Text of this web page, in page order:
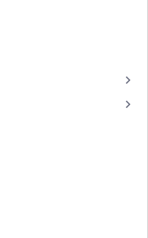
keyboard_arrow_right
keyboard_arrow_right